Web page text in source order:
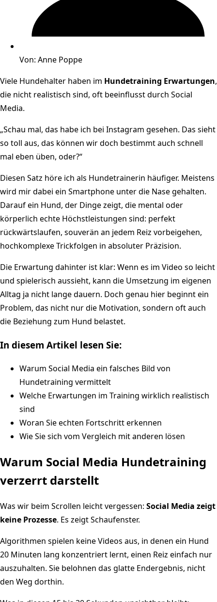
Von: Anne Poppe
Viele Hundehalter haben im Hundetraining Erwartungen,
die nicht realistisch sind, oft beeinflusst durch Social
Media.
„Schau mal, das habe ich bei Instagram gesehen. Das sieht
so toll aus, das können wir doch bestimmt auch schnell
mal eben üben, oder?“
Diesen Satz höre ich als Hundetrainerin häufiger. Meistens
wird mir dabei ein Smartphone unter die Nase gehalten.
Darauf ein Hund, der Dinge zeigt, die mental oder
körperlich echte Höchstleistungen sind: perfekt
rückwärtslaufen, souverän an jedem Reiz vorbeigehen,
hochkomplexe Trickfolgen in absoluter Präzision.
Die Erwartung dahinter ist klar: Wenn es im Video so leicht
und spielerisch aussieht, kann die Umsetzung im eigenen
Alltag ja nicht lange dauern. Doch genau hier beginnt ein
Problem, das nicht nur die Motivation, sondern oft auch
die Beziehung zum Hund belastet.
In diesem Artikel lesen Sie:
Warum Social Media ein falsches Bild von
Hundetraining vermittelt
Welche Erwartungen im Training wirklich realistisch
sind
Woran Sie echten Fortschritt erkennen
Wie Sie sich vom Vergleich mit anderen lösen
Warum Social Media Hundetraining
verzerrt darstellt
Was wir beim Scrollen leicht vergessen: Social Media zeigt
keine Prozesse. Es zeigt Schaufenster.
Algorithmen spielen keine Videos aus, in denen ein Hund
20 Minuten lang konzentriert lernt, einen Reiz einfach nur
auszuhalten. Sie belohnen das glatte Endergebnis, nicht
den Weg dorthin.